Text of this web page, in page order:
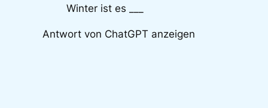
Winter ist es ___
Antwort von ChatGPT anzeigen